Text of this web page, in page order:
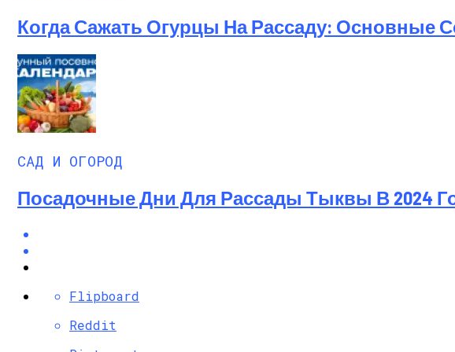
Когда Сажать Огурцы На Рассаду: Основные
САД И ОГОРОД
Посадочные Дни Для Рассады Тыквы В 2024
Flipboard
Reddit